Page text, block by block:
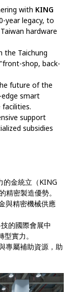
with KING
year legacy, to
hardware
the Taichung
shop, back-
future of the
smart
support
subsidies
的金統立（KING
精密製造優勢。
與精密機械供應
的國際會展中
實力。
專屬補助資源，助